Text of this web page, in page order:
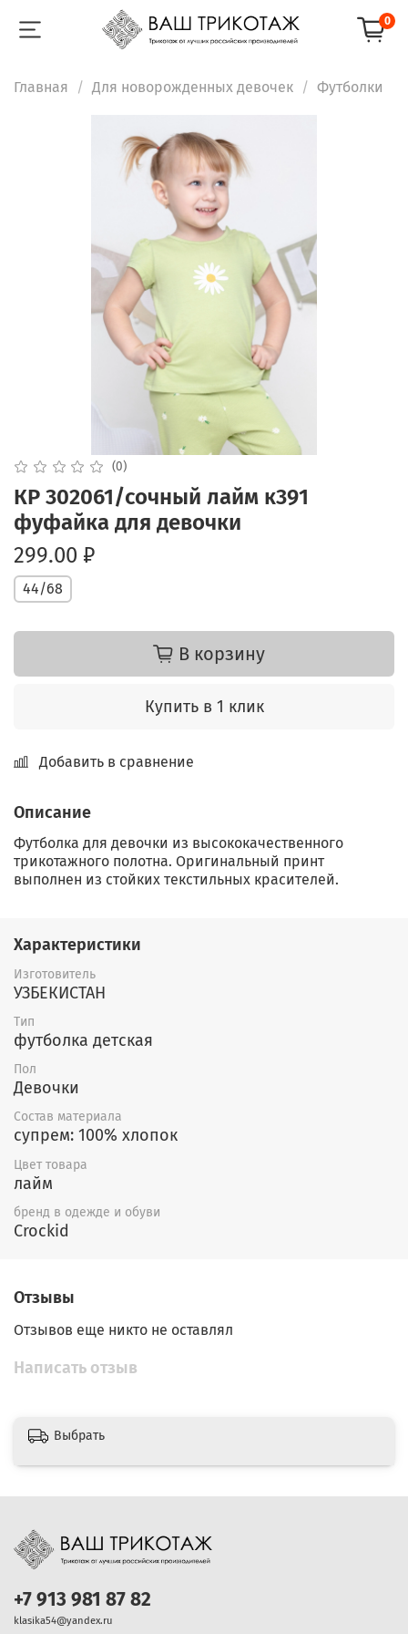
0
Главная Для новорожденных девочек Футболки
(0)
КР 302061/сочный лайм к391
фуфайка для девочки
299.00 ₽
44/68
В корзину
Купить в 1 клик
Добавить в сравнение
Описание
Футболка для девочки из высококачественного
трикотажного полотна. Оригинальный принт
выполнен из стойких текстильных красителей.
Характеристики
Изготовитель
УЗБЕКИСТАН
Тип
футболка детская
Пол
Девочки
Состав материала
супрем: 100% хлопок
Цвет товара
лайм
бренд в одежде и обуви
Crockid
Отзывы
Отзывов еще никто не оставлял
Написать отзыв
Выбрать
+7 913 981 87 82
klasika54@yandex.ru